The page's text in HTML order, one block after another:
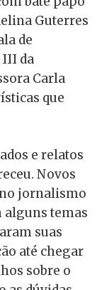
Guterres
de
III da
Carla
que
e relatos
Novos
jornalismo
alguns temas
suas
até chegar
sobre o